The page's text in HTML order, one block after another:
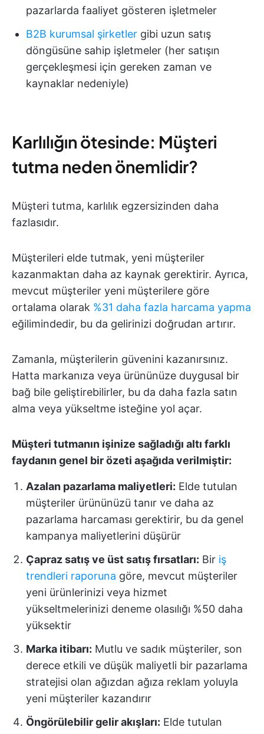
pazarlarda faaliyet gösteren işletmeler
B2B kurumsal şirketler gibi uzun satış
döngüsüne sahip işletmeler (her satışın
gerçekleşmesi için gereken zaman ve
kaynaklar nedeniyle)
Karlılığın ötesinde: Müşteri
tutma neden önemlidir?
Müşteri tutma, karlılık egzersizinden daha
fazlasıdır.
Müşterileri elde tutmak, yeni müşteriler
kazanmaktan daha az kaynak gerektirir. Ayrıca,
mevcut müşteriler yeni müşterilere göre
ortalama olarak %31 daha fazla harcama yapma
eğilimindedir, bu da gelirinizi doğrudan artırır.
Zamanla, müşterilerin güvenini kazanırsınız.
Hatta markanıza veya ürününüze duygusal bir
bağ bile geliştirebilirler, bu da daha fazla satın
alma veya yükseltme isteğine yol açar.
Müşteri tutmanın işinize sağladığı altı farklı
faydanın genel bir özeti aşağıda verilmiştir:
Azalan pazarlama maliyetleri: Elde tutulan
müşteriler ürününüzü tanır ve daha az
pazarlama harcaması gerektirir, bu da genel
kampanya maliyetlerini düşürür
Çapraz satış ve üst satış fırsatları: Bir iş
trendleri raporuna göre, mevcut müşteriler
yeni ürünlerinizi veya hizmet
yükseltmelerinizi deneme olasılığı %50 daha
yüksektir
Marka itibarı: Mutlu ve sadık müşteriler, son
derece etkili ve düşük maliyetli bir pazarlama
stratejisi olan ağızdan ağıza reklam yoluyla
yeni müşteriler kazandırır
Öngörülebilir gelir akışları: Elde tutulan